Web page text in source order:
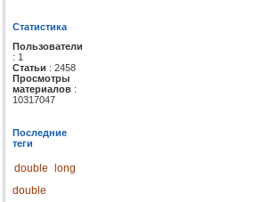
Статистика
Пользователи
: 1
Статьи : 2458
Просмотры
материалов :
10317047
Последние
теги
double
long
double